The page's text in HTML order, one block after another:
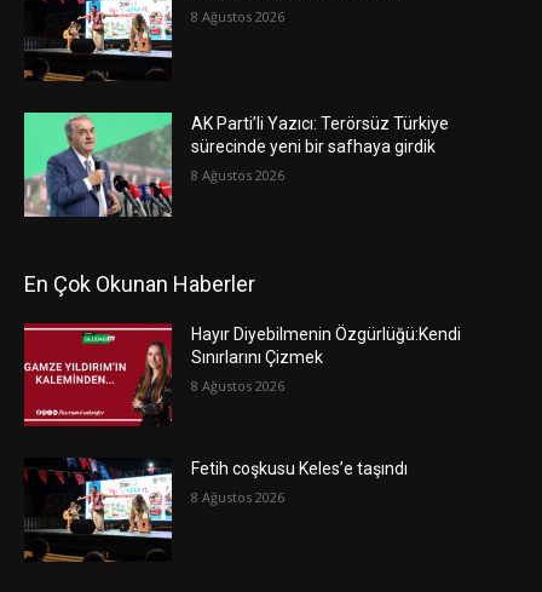
8 Ağustos 2026
AK Parti’li Yazıcı: Terörsüz Türkiye
sürecinde yeni bir safhaya girdik
8 Ağustos 2026
En Çok Okunan Haberler
Hayır Diyebilmenin Özgürlüğü:Kendi
Sınırlarını Çizmek
8 Ağustos 2026
Fetih coşkusu Keles’e taşındı
8 Ağustos 2026